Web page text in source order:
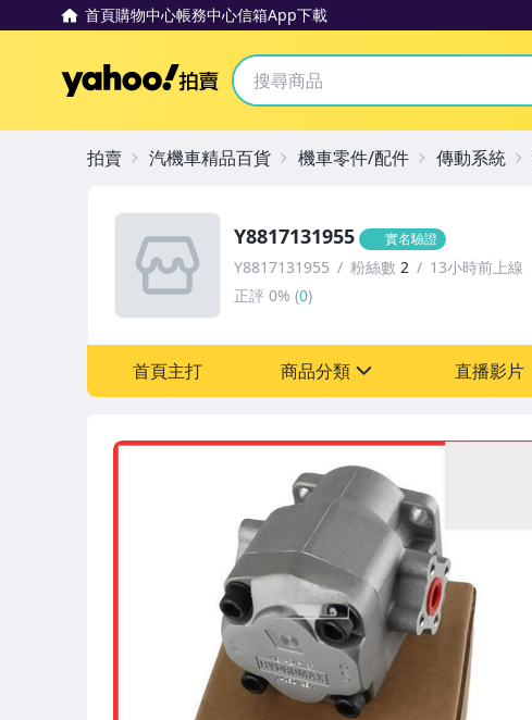
首頁購物中心帳務中心信箱App下載
Yahoo拍賣
Y8817131955 實名驗證
Y8817131955 粉絲數 2
13小時前上線
正評 0% (0)
首頁主打 商品分類
圖書/影音/文具
古董、藝術與礦石
手機、配件與通訊
美容保養與彩妝
電腦、平板與周邊
直播影片
拍賣 汽機車精品百貨 機車零件/配件 傳動系統